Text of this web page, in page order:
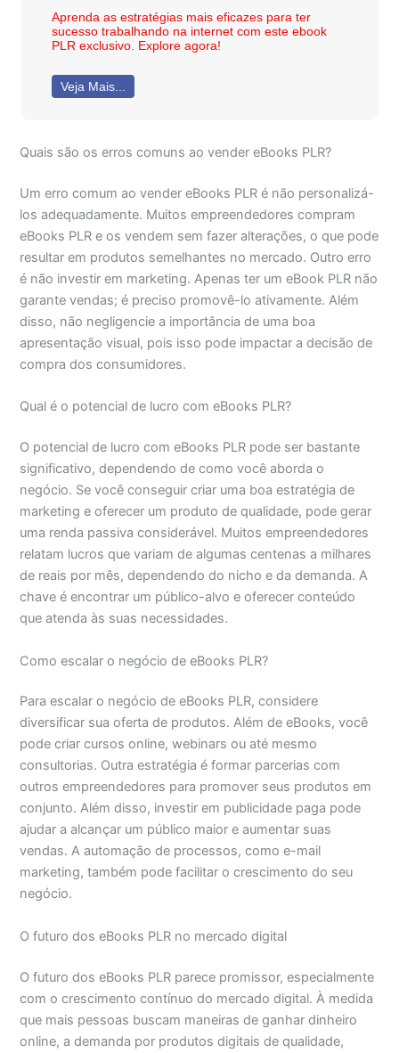
Aprenda as estratégias mais eficazes para ter
sucesso trabalhando na internet com este ebook
PLR exclusivo. Explore agora!
Veja Mais...
Quais são os erros comuns ao vender eBooks PLR?
Um erro comum ao vender eBooks PLR é não personalizá-
los adequadamente. Muitos empreendedores compram
eBooks PLR e os vendem sem fazer alterações, o que pode
resultar em produtos semelhantes no mercado. Outro erro
é não investir em marketing. Apenas ter um eBook PLR não
garante vendas; é preciso promovê-lo ativamente. Além
disso, não negligencie a importância de uma boa
apresentação visual, pois isso pode impactar a decisão de
compra dos consumidores.
Qual é o potencial de lucro com eBooks PLR?
O potencial de lucro com eBooks PLR pode ser bastante
significativo, dependendo de como você aborda o
negócio. Se você conseguir criar uma boa estratégia de
marketing e oferecer um produto de qualidade, pode gerar
uma renda passiva considerável. Muitos empreendedores
relatam lucros que variam de algumas centenas a milhares
de reais por mês, dependendo do nicho e da demanda. A
chave é encontrar um público-alvo e oferecer conteúdo
que atenda às suas necessidades.
Como escalar o negócio de eBooks PLR?
Para escalar o negócio de eBooks PLR, considere
diversificar sua oferta de produtos. Além de eBooks, você
pode criar cursos online, webinars ou até mesmo
consultorias. Outra estratégia é formar parcerias com
outros empreendedores para promover seus produtos em
conjunto. Além disso, investir em publicidade paga pode
ajudar a alcançar um público maior e aumentar suas
vendas. A automação de processos, como e-mail
marketing, também pode facilitar o crescimento do seu
negócio.
O futuro dos eBooks PLR no mercado digital
O futuro dos eBooks PLR parece promissor, especialmente
com o crescimento contínuo do mercado digital. À medida
que mais pessoas buscam maneiras de ganhar dinheiro
online, a demanda por produtos digitais de qualidade,